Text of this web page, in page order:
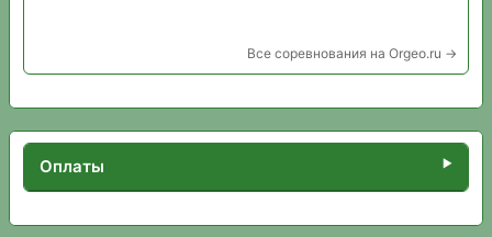
Все соревнования на Orgeo.ru →
Оплаты